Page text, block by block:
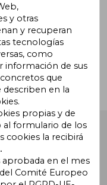
3 (08940),
Reservados.
y otras
y recuperan
tecnologías
como
información de sus
que
describen en la
propias y de
al formulario de los
cookies la recibirá
aprobada en el mes
Comité Europeo